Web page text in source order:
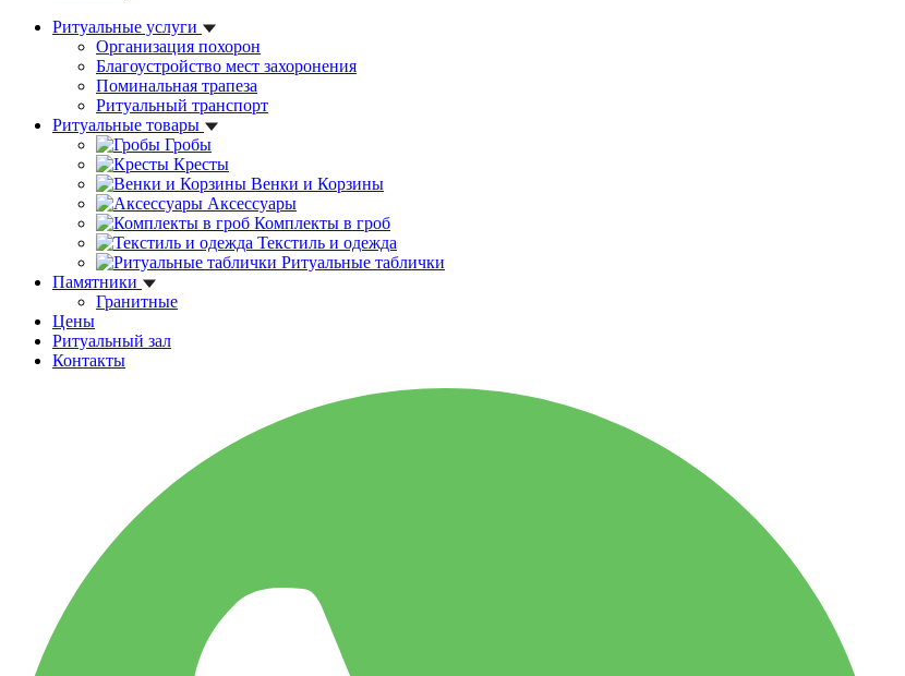
Ритуальные услуги
Организация похорон
Благоустройство мест захоронения
Поминальная трапеза
Ритуальный транспорт
Ритуальные товары
Гробы
Кресты
Венки и Корзины
Аксессуары
Комплекты в гроб
Текстиль и одежда
Ритуальные таблички
Памятники
Гранитные
Цены
Ритуальный зал
Контакты